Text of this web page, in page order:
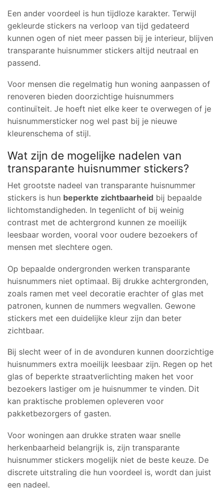
Een ander voordeel is hun tijdloze karakter. Terwijl
gekleurde stickers na verloop van tijd gedateerd
kunnen ogen of niet meer passen bij je interieur, blijven
transparante huisnummer stickers altijd neutraal en
passend.
Voor mensen die regelmatig hun woning aanpassen of
renoveren bieden doorzichtige huisnummers
continuïteit. Je hoeft niet elke keer te overwegen of je
huisnummersticker nog wel past bij je nieuwe
kleurenschema of stijl.
Wat zijn de mogelijke nadelen van
transparante huisnummer stickers?
Het grootste nadeel van transparante huisnummer
stickers is hun beperkte zichtbaarheid bij bepaalde
lichtomstandigheden. In tegenlicht of bij weinig
contrast met de achtergrond kunnen ze moeilijk
leesbaar worden, vooral voor oudere bezoekers of
mensen met slechtere ogen.
Op bepaalde ondergronden werken transparante
huisnummers niet optimaal. Bij drukke achtergronden,
zoals ramen met veel decoratie erachter of glas met
patronen, kunnen de nummers wegvallen. Gewone
stickers met een duidelijke kleur zijn dan beter
zichtbaar.
Bij slecht weer of in de avonduren kunnen doorzichtige
huisnummers extra moeilijk leesbaar zijn. Regen op het
glas of beperkte straatverlichting maken het voor
bezoekers lastiger om je huisnummer te vinden. Dit
kan praktische problemen opleveren voor
pakketbezorgers of gasten.
Voor woningen aan drukke straten waar snelle
herkenbaarheid belangrijk is, zijn transparante
huisnummer stickers mogelijk niet de beste keuze. De
discrete uitstraling die hun voordeel is, wordt dan juist
een nadeel.